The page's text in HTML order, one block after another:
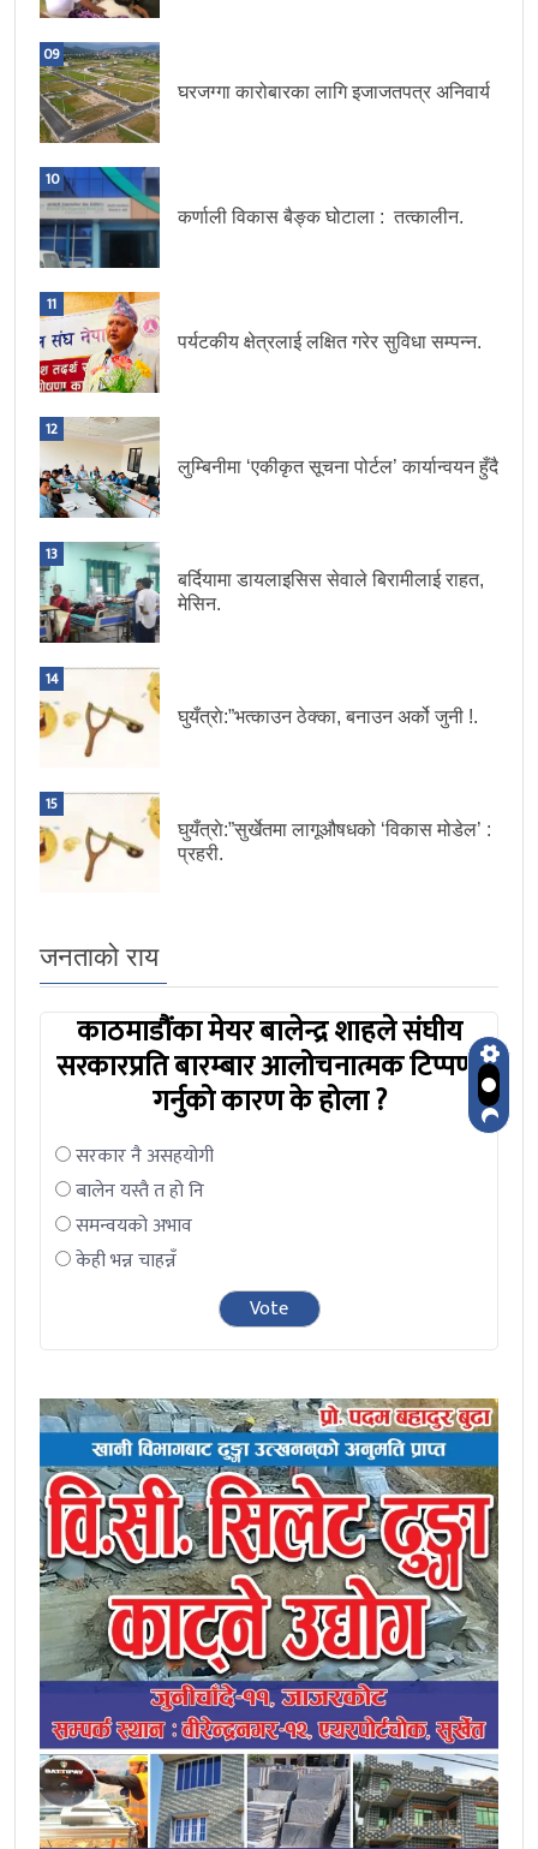
09
घरजग्गा कारोबारका लागि इजाजतपत्र अनिवार्य
10
कर्णाली विकास बैङ्क घोटाला : तत्कालीन.
11
पर्यटकीय क्षेत्रलाई लक्षित गरेर सुविधा सम्पन्न.
12
लुम्बिनीमा ‘एकीकृत सूचना पोर्टल’ कार्यान्वयन हुँदै
13
बर्दियामा डायलाइसिस सेवाले बिरामीलाई राहत,
मेसिन.
14
घुयँत्राे:”भत्काउन ठेक्का, बनाउन अर्को जुनी !.
15
घुयँत्राे:”सुर्खेतमा लागूऔषधको ‘विकास मोडेल’ :
प्रहरी.
जनताको राय
काठमाडौंका मेयर बालेन्द्र शाहले संघीय
सरकारप्रति बारम्बार आलोचनात्मक टिप्पणी
गर्नुको कारण के होला ?
सरकार नै असहयोगी
बालेन यस्तै त हो नि
समन्वयको अभाव
केही भन्न चाहन्नँ